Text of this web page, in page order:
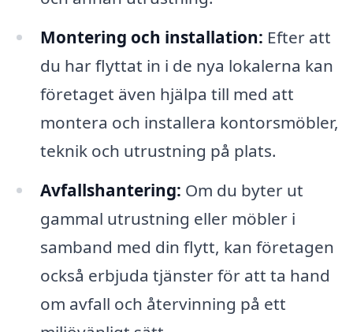
Montering och installation: Efter att
du har flyttat in i de nya lokalerna kan
företaget även hjälpa till med att
montera och installera kontorsmöbler,
teknik och utrustning på plats.
Avfallshantering: Om du byter ut
gammal utrustning eller möbler i
samband med din flytt, kan företagen
också erbjuda tjänster för att ta hand
om avfall och återvinning på ett